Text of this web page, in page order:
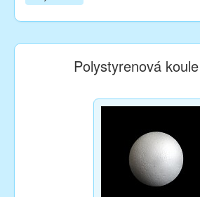
Polystyrenová